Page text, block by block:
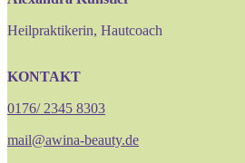
Heilpraktikerin, Hautcoach
KONTAKT
0176/ 2345 8303
mail@awina-beauty.de